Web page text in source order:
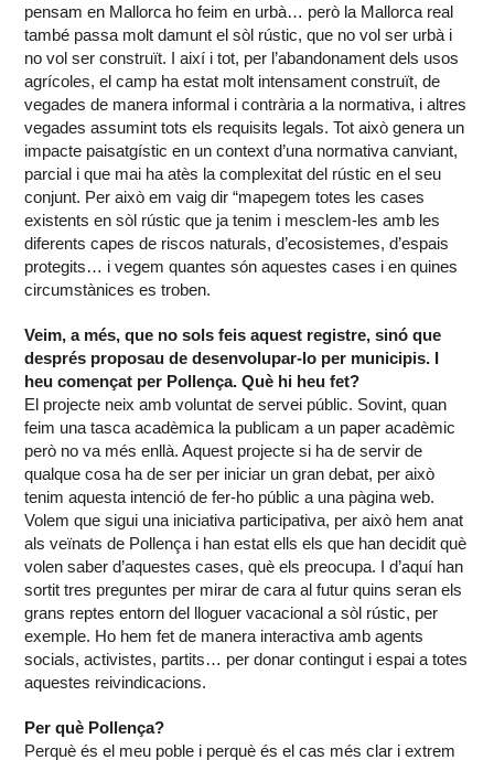
pensam en Mallorca ho feim en urbà… però la Mallorca real
també passa molt damunt el sòl rústic, que no vol ser urbà i
no vol ser construït. I així i tot, per l’abandonament dels usos
agrícoles, el camp ha estat molt intensament construït, de
vegades de manera informal i contrària a la normativa, i altres
vegades assumint tots els requisits legals. Tot això genera un
impacte paisatgístic en un context d’una normativa canviant,
parcial i que mai ha atès la complexitat del rústic en el seu
conjunt. Per això em vaig dir “mapegem totes les cases
existents en sòl rústic que ja tenim i mesclem-les amb les
diferents capes de riscos naturals, d’ecosistemes, d’espais
protegits… i vegem quantes són aquestes cases i en quines
circumstànices es troben.
Veim, a més, que no sols feis aquest registre, sinó que
després proposau de desenvolupar-lo per municipis. I
heu començat per Pollença. Què hi heu fet?
El projecte neix amb voluntat de servei públic. Sovint, quan
feim una tasca acadèmica la publicam a un paper acadèmic
però no va més enllà. Aquest projecte si ha de servir de
qualque cosa ha de ser per iniciar un gran debat, per això
tenim aquesta intenció de fer-ho públic a una pàgina web.
Volem que sigui una iniciativa participativa, per això hem anat
als veïnats de Pollença i han estat ells els que han decidit què
volen saber d’aquestes cases, què els preocupa. I d’aquí han
sortit tres preguntes per mirar de cara al futur quins seran els
grans reptes entorn del lloguer vacacional a sòl rústic, per
exemple. Ho hem fet de manera interactiva amb agents
socials, activistes, partits… per donar contingut i espai a totes
aquestes reivindicacions.
Per què Pollença?
Perquè és el meu poble i perquè és el cas més clar i extrem